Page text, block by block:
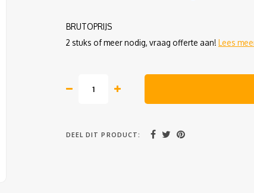
BRUTOPRIJS
2 stuks of meer nodig, vraag offerte aan! Lees
DEEL DIT PRODUCT: